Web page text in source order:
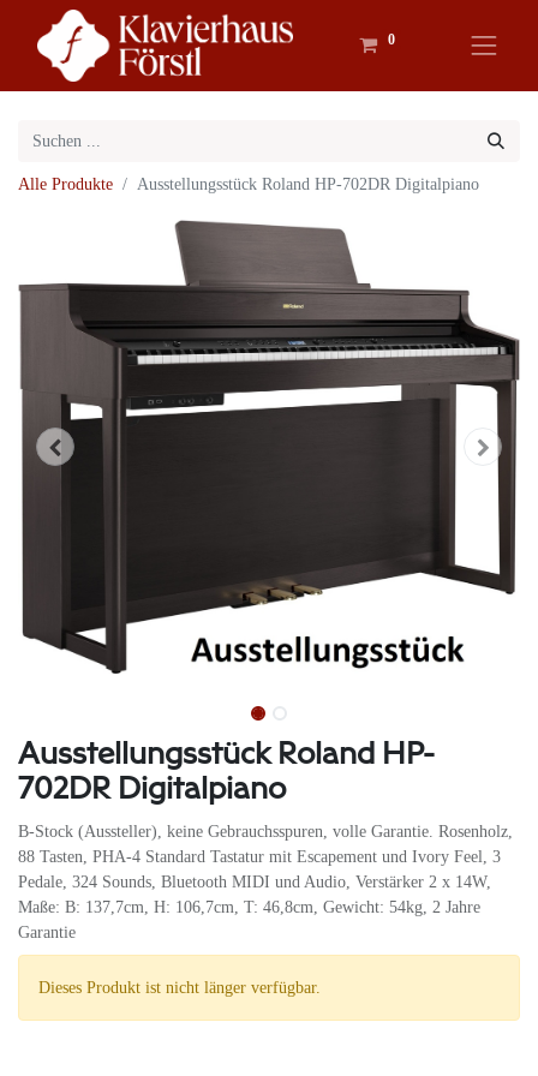
0
Alle Produkte Ausstellungsstück Roland HP-702DR Digitalpiano
Ausstellungsstück Roland HP-
702DR Digitalpiano
B-Stock (Aussteller), keine Gebrauchsspuren, volle Garantie. Rosenholz,
88 Tasten, PHA-4 Standard Tastatur mit Escapement und Ivory Feel, 3
Pedale, 324 Sounds, Bluetooth MIDI und Audio, Verstärker 2 x 14W,
Maße: B: 137,7cm, H: 106,7cm, T: 46,8cm, Gewicht: 54kg, 2 Jahre
Garantie
Dieses Produkt ist nicht länger verfügbar.